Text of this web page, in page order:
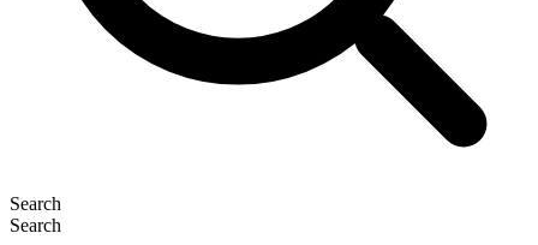
Search
Search